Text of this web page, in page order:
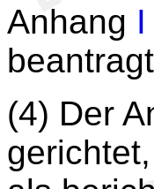
Anhang I
(4) Der